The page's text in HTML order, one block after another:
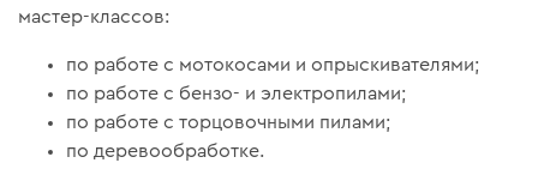
мастер-классов:
по работе с мотокосами и опрыскивателями;
по работе с бензо- и электропилами;
по работе с торцовочными пилами;
по деревообработке.